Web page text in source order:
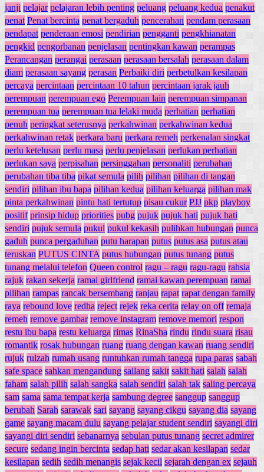
janji pelajar pelajaran lebih penting peluang peluang kedua penakut
penat Penat bercinta penat bergaduh pencerahan pendam perasaan
pendapat penderaan emosi pendirian pengganti pengkhianatan
pengkid pengorbanan penjelasan pentingkan kawan perampas
Perancangan perangai perasaan perasaan bersalah perasaan dalam
diam perasaan sayang perasan Perbaiki diri perbetulkan kesilapan
percaya percintaan percintaan 10 tahun percintaan jarak jauh
perempuan perempuan ego Perempuan lain perempuan simpanan
perempuan tua perempuan tua lelaki muda perhatian perhatian
penuh peringkat seterusnya perkahwinan perkahwinan kedua
perkahwinan retak perkara baru perkara remeh perkenalan singkat
perlu ketelusan perlu masa perlu penjelasan perlukan perhatian
perlukan saya perpisahan persinggahan personaliti perubahan
perubahan tiba tiba pikat semula pilih pilihan pilihan di tangan
sendiri pilihan ibu bapa pilihan kedua pilihan keluarga pilihan mak
pinta perkahwinan pintu hati tertutup pisau cukur PJJ pkp playboy
positif prinsip hidup priorities pubg pujuk pujuk hati pujuk hati
sendiri pujuk semula pukul pukul kekasih pulihkan hubungan punca
gaduh punca pergaduhan putu harapan putus putus asa putus atau
teruskan PUTUS CINTA putus hubungan putus tunang putus
tunang melalui telefon Queen control ragu – ragu ragu-ragu rahsia
rajuk rakan sekerja ramai girlfriend ramai kawan perempuan ramai
pilihan rampas rancak bersembang ranjau rapat rapat dengan family
raya rebound love redha reject rejek reka cerita relay on off remaja
remeh remove gambar remove instagram remove memori respon
restu ibu bapa restu keluarga rimas RinaSha rindu rindu suara risau
romantik rosak hubungan ruang ruang dengan kawan ruang sendiri
rujuk rulzah rumah usang runtuhkan rumah tangga rupa paras sabah
safe space sahkan mengandung sailang sakit sakit hati salah salah
faham salah pilih salah sangka salah sendiri salah tak saling percaya
sam sama sama tempat kerja sambung degree sanggup sanggup
berubah Sarah sarawak sari sayang sayang cikgu sayang dia sayang
game sayang macam dulu sayang pelajar student sendiri sayangi diri
sayangi diri sendiri sebanarnya sebulan putus tunang secret admirer
secure sedang ingin bercinta sedap hati sedar akan kesilapan sedar
kesilapan sedih sedih menangis sejak kecil sejarah dengan ex sejauh